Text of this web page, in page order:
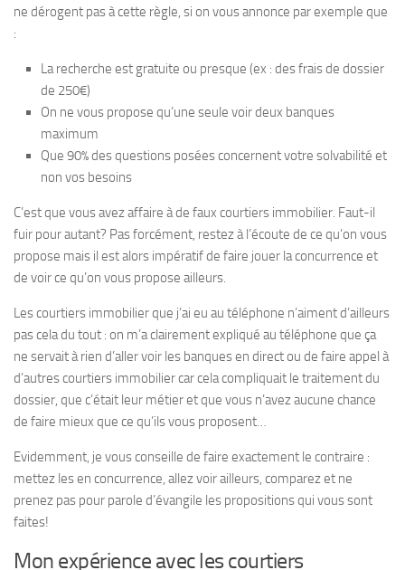
ne dérogent pas à cette règle, si on vous annonce par exemple que
:
La recherche est gratuite ou presque (ex : des frais de dossier
de 250€)
On ne vous propose qu’une seule voir deux banques
maximum
Que 90% des questions posées concernent votre solvabilité et
non vos besoins
C’est que vous avez affaire à de faux courtiers immobilier. Faut-il
fuir pour autant? Pas forcément, restez à l’écoute de ce qu’on vous
propose mais il est alors impératif de faire jouer la concurrence et
de voir ce qu’on vous propose ailleurs.
Les courtiers immobilier que j’ai eu au téléphone n’aiment d’ailleurs
pas cela du tout : on m’a clairement expliqué au téléphone que ça
ne servait à rien d’aller voir les banques en direct ou de faire appel à
d’autres courtiers immobilier car cela compliquait le traitement du
dossier, que c’était leur métier et que vous n’avez aucune chance
de faire mieux que ce qu’ils vous proposent…
Evidemment, je vous conseille de faire exactement le contraire :
mettez les en concurrence, allez voir ailleurs, comparez et ne
prenez pas pour parole d’évangile les propositions qui vous sont
faites!
Mon expérience avec les courtiers